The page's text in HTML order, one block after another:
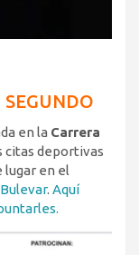
en la Carrera
citas deportivas
lugar en el
. Aquí